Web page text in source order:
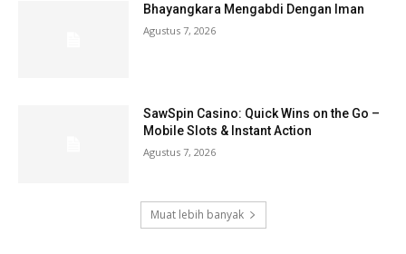
Bhayangkara Mengabdi Dengan Iman
Agustus 7, 2026
SawSpin Casino: Quick Wins on the Go –
Mobile Slots & Instant Action
Agustus 7, 2026
Muat lebih banyak